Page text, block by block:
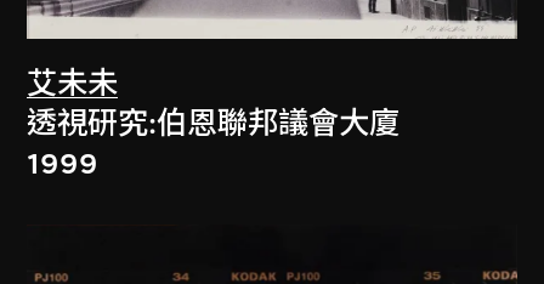
艾未未
透視研究:伯恩聯邦議會大廈
1999